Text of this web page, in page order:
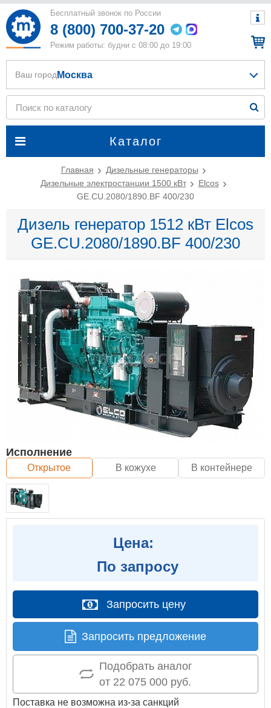
Бесплатный звонок по России
8 (800) 700-37-20
Режим работы: будни с 08:00 до 19:00
Каталог
Ваш город Москва
Главная
Дизельные генераторы
Дизельные электростанции 1500 кВт
Elcos
GE.CU.2080/1890.BF 400/230
Дизель генератор 1512 кВт Elcos
GE.CU.2080/1890.BF 400/230
Исполнение
Открытое В кожухе В контейнере
Цена:
По запросу
Запросить цену
Запросить предложение
Подобрать аналог
от 22 075 000 руб.
Поставка не возможна из-за санкций